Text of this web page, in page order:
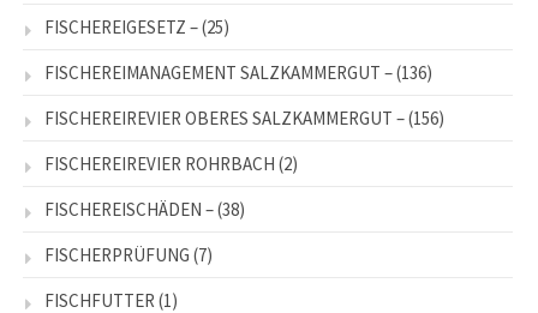
FISCHEREIGESETZ –(25)
FISCHEREIMANAGEMENT SALZKAMMERGUT –(136)
FISCHEREIREVIER OBERES SALZKAMMERGUT –(156)
FISCHEREIREVIER ROHRBACH (2)
FISCHEREISCHÄDEN –(38)
FISCHERPRÜFUNG (7)
FISCHFUTTER (1)